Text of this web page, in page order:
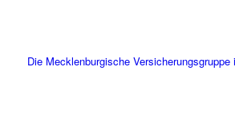
Die Mecklenburgische